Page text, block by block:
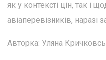
як у контексті цін, так і
авіаперевізників, наразі
Авторка: Уляна